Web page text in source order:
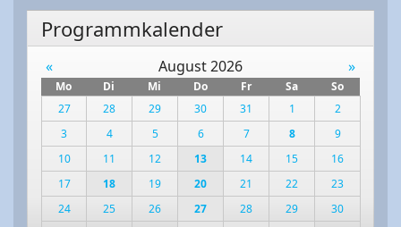
Programmkalender
« August 2026 »
Mo Di Mi Do Fr Sa
So
27
28 29 30 31 1
2
3
4 5 6 7 8
9
10
11 12 13 14 15
16
17
18 19 20 21 22
23
24
25 26 27 28 29
30